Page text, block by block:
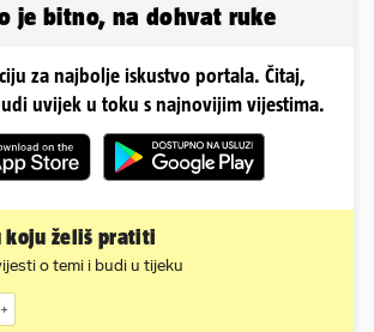
je bitno, na dohvat ruke
za najbolje iskustvo portala. Čitaj,
uvijek u toku s najnovijim vijestima.
koju želiš pratiti
o temi i budi u tijeku